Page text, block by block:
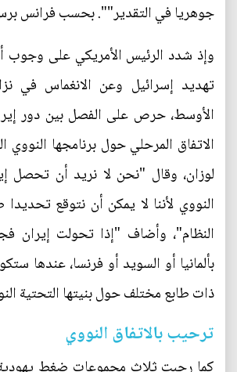
جوهريا في التقدير"". بحسب فرانس
وإذ شدد الرئيس الأمريكي على وجوب
تهديد إسرائيل وعن الانغماس في
الأوسط، حرص على الفصل بين دور
الاتفاق المرحلي حول برنامجها النووي
لوزان، وقال "نحن لا نريد أن تحصل
النووي لأننا لا يمكن أن نتوقع تحديدا
النظام"، وأضاف "إذا تحولت إيران
بألمانيا أو السويد أو فرنسا، عندها
ذات طابع مختلف حول بنيتها التحتية
ترحيب بالاتفاق النووي